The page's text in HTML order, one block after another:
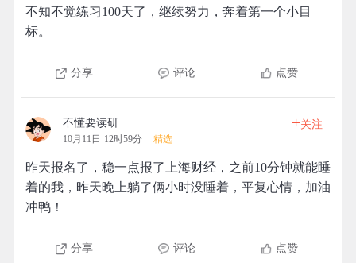
不知不觉练习100天了，继续努力，奔着第一个小目
标。
分享 评论 点赞
不懂要读研
10月11日 12时59分 精选
+关注
昨天报名了，稳一点报了上海财经，之前10分钟就能睡
着的我，昨天晚上躺了俩小时没睡着，平复心情，加油
冲鸭！
分享 评论 点赞